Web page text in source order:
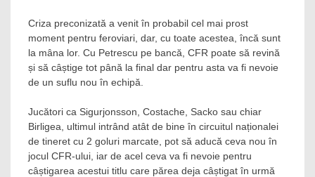
Criza preconizată a venit în probabil cel mai prost
moment pentru feroviari, dar, cu toate acestea, încă sunt
la mâna lor. Cu Petrescu pe bancă, CFR poate să revină
și să câștige tot până la final dar pentru asta va fi nevoie
de un suflu nou în echipă.
Jucători ca Sigurjonsson, Costache, Sacko sau chiar
Birligea, ultimul intrând atât de bine în circuitul naționalei
de tineret cu 2 goluri marcate, pot să aducă ceva nou în
jocul CFR-ului, iar de acel ceva va fi nevoie pentru
câștigarea acestui titlu care părea deja câștigat în urmă